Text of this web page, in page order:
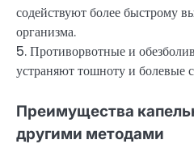
содействуют более быстрому
организма.
5. Противорвотные и
устраняют тошноту и болевые
Преимущества
другими методами